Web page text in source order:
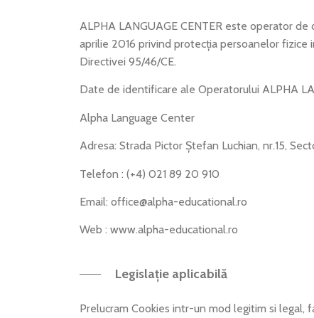
ALPHA LANGUAGE CENTER este operator
aprilie 2016 privind protecția persoanelor fizice
Directivei 95/46/CE.
Date de identificare ale Operatorului ALPHA
Alpha Language Center
Adresa: Strada Pictor Ștefan Luchian, nr.15,
Telefon : (+4) 021 89 20 910
Email: office@alpha-educational.ro
Web : www.alpha-educational.ro
Legislație aplicabilă
Prelucram Cookies intr-un mod legitim si